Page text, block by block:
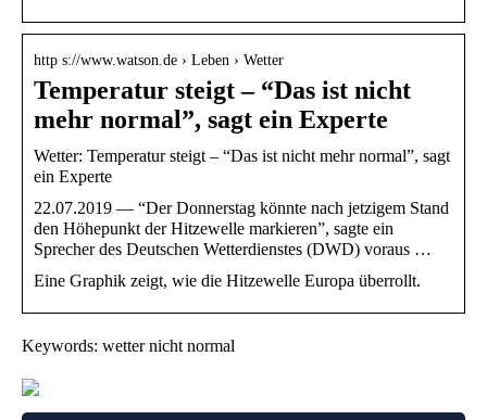
http s://www.watson.de › Leben › Wetter
Temperatur steigt – “Das ist nicht
mehr normal”, sagt ein Experte
Wetter: Temperatur steigt – “Das ist nicht mehr normal”, sagt
ein Experte
22.07.2019 — “Der Donnerstag könnte nach jetzigem Stand
den Höhepunkt der Hitzewelle markieren”, sagte ein
Sprecher des Deutschen Wetterdienstes (DWD) voraus …
Eine Graphik zeigt, wie die Hitzewelle Europa überrollt.
Keywords: wetter nicht normal